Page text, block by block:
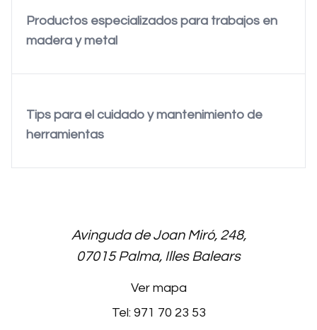
Productos especializados para trabajos en
madera y metal
Tips para el cuidado y mantenimiento de
herramientas
Avinguda de Joan Miró, 248,
07015 Palma, Illes Balears
Ver mapa
Tel: 971 70 23 53